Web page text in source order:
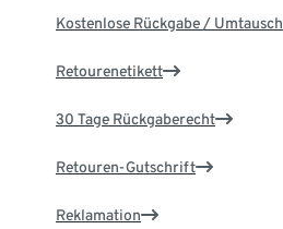
Kostenlose Rückgabe / Umtausch
Retourenetikett
30 Tage Rückgaberecht
Retouren-Gutschrift
Reklamation